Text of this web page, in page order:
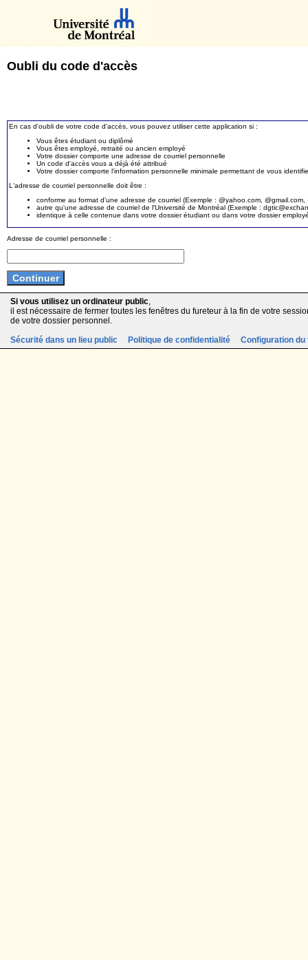
Oubli du code d'accès
En cas d'oubli de votre code d'accès, vous pouvez utiliser cette application si :
Vous êtes étudiant ou diplômé
Vous êtes employé, retraité ou ancien employé
Votre dossier comporte une adresse de courriel personnelle
Un code d'accès vous a déjà été attribué
Votre dossier comporte l'information personnelle minimale permettant de vous
L'adresse de courriel personnelle doit être :
conforme au format d'une adresse de courriel (Exemple : @yahoo.com,
autre qu'une adresse de courriel de l'Université de Montréal (Exemple :
identique à celle contenue dans votre dossier étudiant ou dans votre dossier
Adresse de courriel personnelle :
Si vous utilisez un ordinateur public,
il est nécessaire de fermer toutes les fenêtres du fureteur à la fin de votre
de votre dossier personnel.
Sécurité dans un lieu public
Politique de confidentialité Configuration du